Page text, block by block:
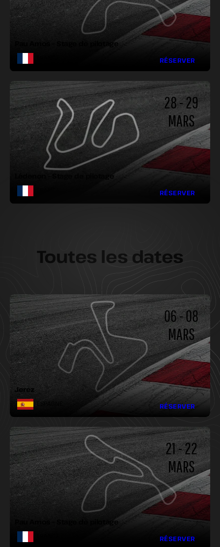
Pau Arnos – Stage de pilotage
RÉSERVER
LARGEUR :
VIRAGES :
28 - 29
MARS
RÉSERVER
LONGUEUR :
LARGEUR :
Toutes les dates
06 - 08
MARS
Jerez
ESPAGNE RÉSERVER
LONGUEUR :
LARGEUR :
VIRAGES :
21 - 22
MARS
Pau Arnos – Stage de pilotage
RÉSERVER
LONGUEUR :
LARGEUR :
VIRAGES :